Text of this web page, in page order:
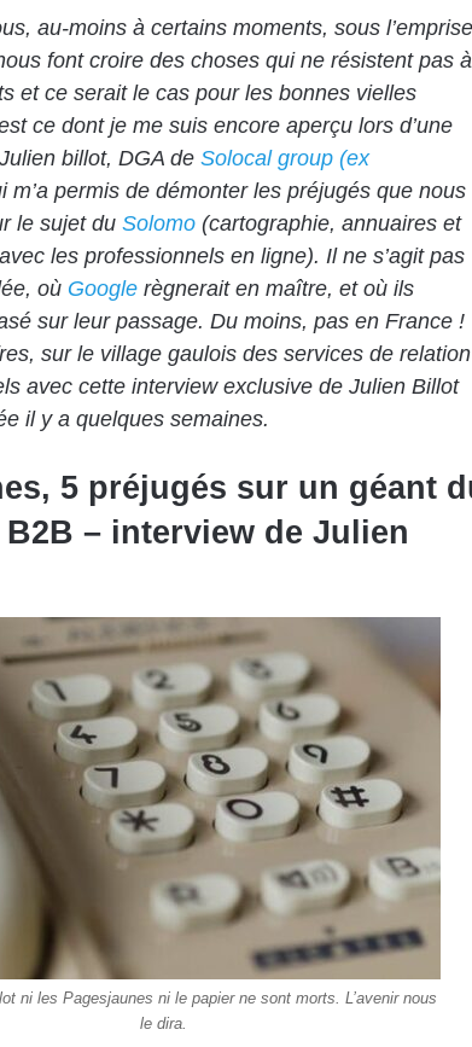
au-moins à certains moments, sous l’emprise
font croire des choses qui ne résistent pas à
et ce serait le cas pour les bonnes vielles
ce dont je me suis encore aperçu lors d’une
billot, DGA de Solocal group (ex
m’a permis de démonter les préjugés que nous
le sujet du Solomo(cartographie, annuaires et
les professionnels en ligne). Il ne s’agit pas
où Googlerègnerait en maître, et où ils
sur leur passage. Du moins, pas en France !
sur le village gaulois des services de relation
avec cette interview exclusive de Julien Billot
il y a quelques semaines.
5 préjugés sur un géant
– interview de Julien
ni les Pagesjaunes ni le papier ne sont morts. L’avenir nous
le dira.